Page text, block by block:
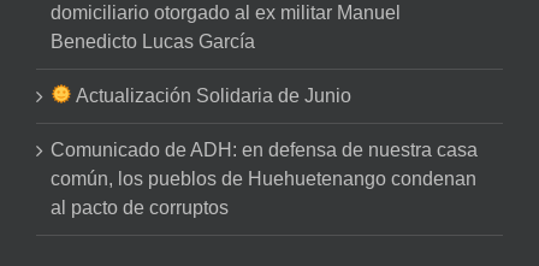
domiciliario otorgado al ex militar Manuel
Benedicto Lucas García
Actualización Solidaria de Junio
Comunicado de ADH: en defensa de nuestra casa
común, los pueblos de Huehuetenango condenan
al pacto de corruptos